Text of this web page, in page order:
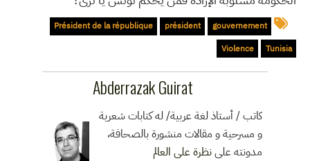
gouvernement
président
Président de la république
Tunisia
Violence
Abderrazak Guirat
كاتب / أستاذ لغة عربية/ له كتابات شعرية
و مسرحية و مقالات منشورة بالصحافة،
مدونته علىنظرة على العالم